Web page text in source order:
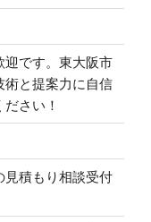
迎です。東大阪市
術と提案力に自信
さい！
見積もり相談受付